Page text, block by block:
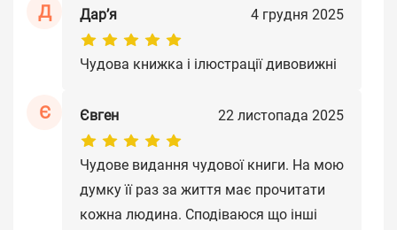
Д Дар’я 4 грудня 2025
Чудова книжка і ілюстрації дивовижні
Є Євген 22 листопада 2025
Чудове видання чудової книги. На мою
думку її раз за життя має прочитати
кожна людина. Сподіваюся що інші